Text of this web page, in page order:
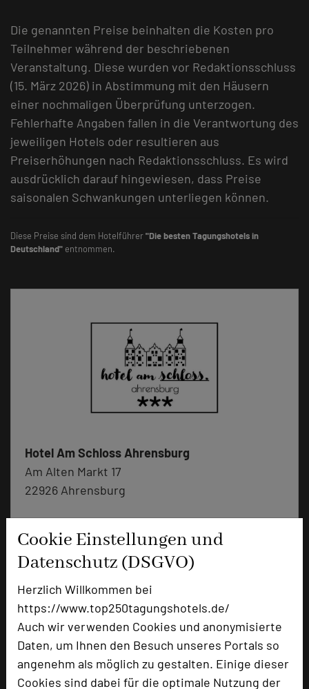
Cookie Einstellungen und
Datenschutz (DSGVO)
Herzlich Willkommen bei
https://www.top250tagungshotels.de/
Auch wir verwenden Cookies und anonymisierte
Daten, um Ihnen den Besuch unseres Portals so
angenehm als möglich zu gestalten. Einige dieser
Cookies sind dabei für die optimale Nutzung der
Die genannten Preise beinhalten die Kosten pro
Teilnehmer während der beschriebenen
Veranstaltung. Diese wurden vor Redaktionsschluss
(15. März 2026) in Abstimmung mit den Häusern
einer nochmaligen Überprüfung unterzogen.
Fehlerhafte Angaben fallen in die Verantwortung des
jeweiligen Hotels oder resultieren aus
Preiserhöhungen nach Redaktionsschluss. Es wird
ausdrücklich darauf hingewiesen, dass Preise
saisonalen Schwankungen unterliegen können.
Diese Preise sind dem Hotelführer"Die besten Tagungshotels in
Deutschland" entnommen.
Hotel Am Schloss Ahrensburg
Am Alten Markt 17
22926 Ahrensburg
mail Email
language Homepage
zur Tagungsanfrage hinzufügen
Bewertung